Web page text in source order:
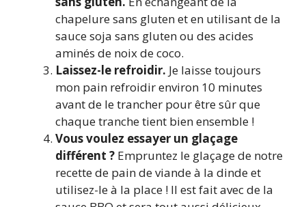
chapelure sans gluten et en utilisant de la
sauce soja sans gluten ou des acides
aminés de noix de coco.
Laissez-le refroidir. Je laisse toujours
mon pain refroidir environ 10 minutes
avant de le trancher pour être sûr que
chaque tranche tient bien ensemble !
Vous voulez essayer un glaçage
différent ? Empruntez le glaçage de notre
recette de pain de viande à la dinde et
utilisez-le à la place ! Il est fait avec de la